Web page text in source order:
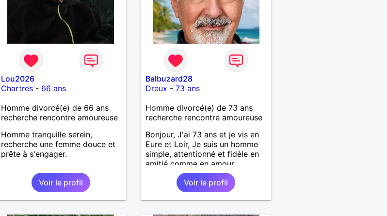
Lou2026
Chartres- 66 ans
Homme divorcé(e) de 66 ans
recherche rencontre amoureuse
Homme tranquille serein,
recherche une femme douce et
prête à s'engager.
Voir le profil
Balbuzard28
Dreux -73 ans
Homme divorcé(e) de 73 ans
recherche rencontre amoureuse
Bonjour, J'ai 73 ans et je vis en
Eure et Loir, Je suis un homme
simple, attentionné et fidèle en
amitié comme en amour.
J'apprécie les petits bonheurs
du quotidien; une promenade,
un bon repas, une sortie, une
discision agréable ou un
Voir le profil